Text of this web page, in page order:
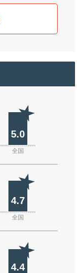
5.0
全国
4.7
全国
4.4